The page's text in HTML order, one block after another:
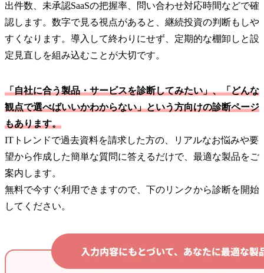
出件数、未承認SaaSの把握率、問い合わせ対応時間などで確
認します。数字で見る視点があると、継続投資の判断もしや
すくなります。導入して終わりにせず、定期的な棚卸しと設
定見直しを組み込むことが大切です。
「自社に合う製品・サービスを診断してみたい」、「どんな
観点で選べばいいかわからない」という方向けの診断ページ
もあります。
ITトレンドで過去資料を請求した方の、リアルなお悩みや要
望から作成した簡単な質問に答えるだけで、最適な製品をご
案内します。
無料で今すぐ利用できますので、下のリンクから診断を開始
してください。